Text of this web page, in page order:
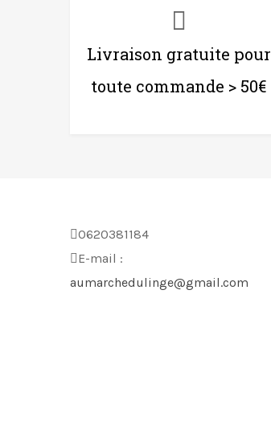
Livraison gratuite pour
toute commande > 50€
0620381184
E-mail :
aumarchedulinge@gmail.com